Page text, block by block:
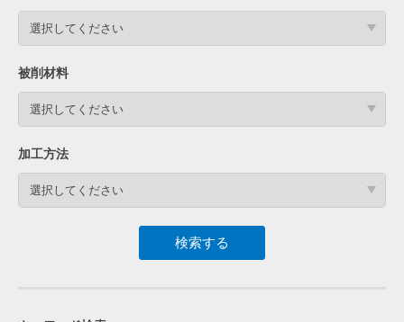
選択してください
被削材料
選択してください
加工方法
選択してください